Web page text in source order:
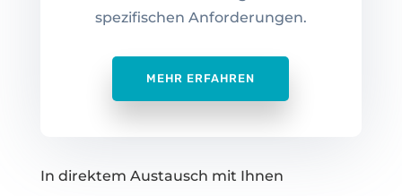
spezifischen Anforderungen.
MEHR ERFAHREN
In direktem Austausch mit Ihnen